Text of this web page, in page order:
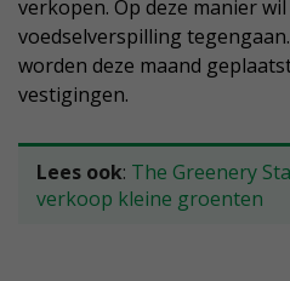
verkopen. Op deze manier
voedselverspilling
worden deze maand
vestigingen.
Lees ook: The Greenery
verkoop kleine groenten